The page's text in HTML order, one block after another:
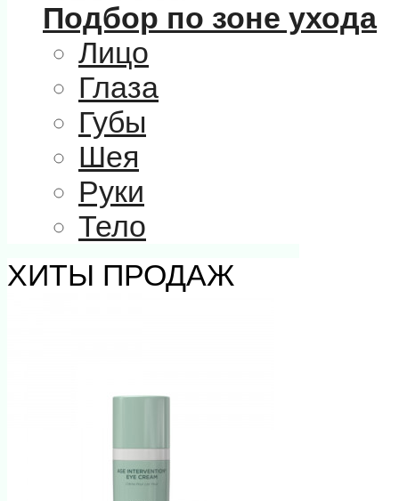
Подбор по зоне ухода
Лицо
Глаза
Губы
Шея
Руки
Тело
ХИТЫ ПРОДАЖ